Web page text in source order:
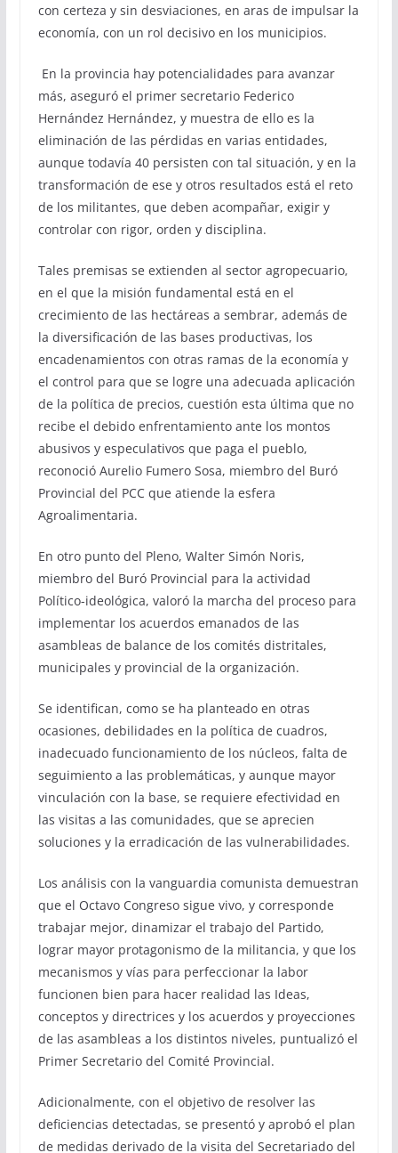
con certeza y sin desviaciones, en aras de impulsar la
economía, con un rol decisivo en los municipios.
En la provincia hay potencialidades para avanzar
más, aseguró el primer secretario Federico
Hernández Hernández, y muestra de ello es la
eliminación de las pérdidas en varias entidades,
aunque todavía 40 persisten con tal situación, y en la
transformación de ese y otros resultados está el reto
de los militantes, que deben acompañar, exigir y
controlar con rigor, orden y disciplina.
Tales premisas se extienden al sector agropecuario,
en el que la misión fundamental está en el
crecimiento de las hectáreas a sembrar, además de
la diversificación de las bases productivas, los
encadenamientos con otras ramas de la economía y
el control para que se logre una adecuada aplicación
de la política de precios, cuestión esta última que no
recibe el debido enfrentamiento ante los montos
abusivos y especulativos que paga el pueblo,
reconoció Aurelio Fumero Sosa, miembro del Buró
Provincial del PCC que atiende la esfera
Agroalimentaria.
En otro punto del Pleno, Walter Simón Noris,
miembro del Buró Provincial para la actividad
Político-ideológica, valoró la marcha del proceso para
implementar los acuerdos emanados de las
asambleas de balance de los comités distritales,
municipales y provincial de la organización.
Se identifican, como se ha planteado en otras
ocasiones, debilidades en la política de cuadros,
inadecuado funcionamiento de los núcleos, falta de
seguimiento a las problemáticas, y aunque mayor
vinculación con la base, se requiere efectividad en
las visitas a las comunidades, que se aprecien
soluciones y la erradicación de las vulnerabilidades.
Los análisis con la vanguardia comunista demuestran
que el Octavo Congreso sigue vivo, y corresponde
trabajar mejor, dinamizar el trabajo del Partido,
lograr mayor protagonismo de la militancia, y que los
mecanismos y vías para perfeccionar la labor
funcionen bien para hacer realidad las Ideas,
conceptos y directrices y los acuerdos y proyecciones
de las asambleas a los distintos niveles, puntualizó el
Primer Secretario del Comité Provincial.
Adicionalmente, con el objetivo de resolver las
deficiencias detectadas, se presentó y aprobó el plan
de medidas derivado de la visita del Secretariado del